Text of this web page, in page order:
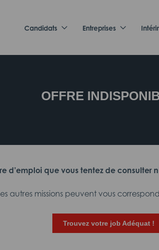
Candidats Entreprises
OFFRE
d’emploi que vous tentez de consulter
autres missions peuvent vous
Trouvez votre job Adéquat !